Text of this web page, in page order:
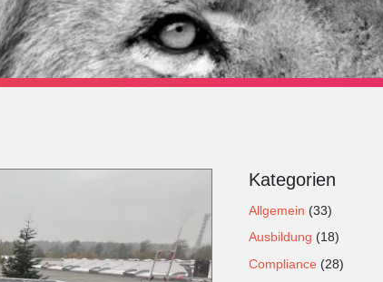
Kategorien
Allgemein (33)
Ausbildung (18)
Compliance (28)